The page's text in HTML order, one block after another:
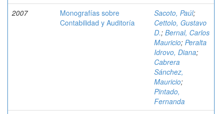
2007
Monografías sobre
Contabilidad y Auditoría
Sacoto, Paúl;
Cettolo, Gustavo
D.; Bernal, Carlos
Mauricio; Peralta
Idrovo, Diana;
Cabrera
Sánchez,
Mauricio;
Pintado,
Fernanda